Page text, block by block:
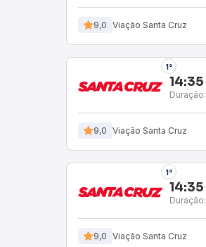
9,0 Viação Santa Cruz
1°
14:35
Duração:
9,0 Viação Santa Cruz
1°
14:35
Duração:
9,0 Viação Santa Cruz